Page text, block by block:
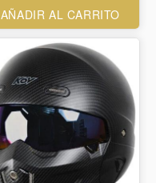
AÑADIR AL CARRITO